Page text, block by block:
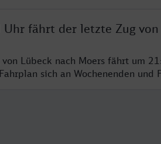
Uhr fährt der letzte Zug von
Lübeck nach Moers fährt um
sich an Wochenenden und